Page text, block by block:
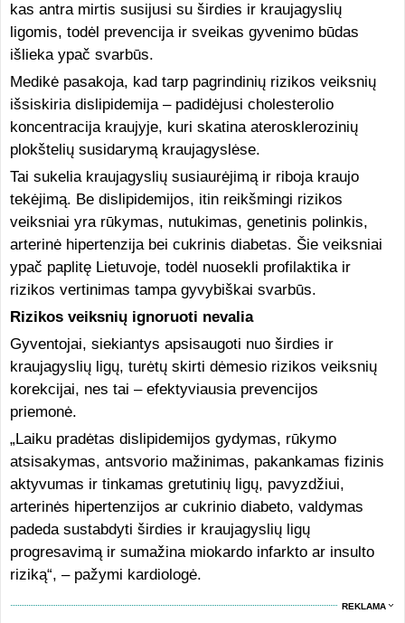
kas antra mirtis susijusi su širdies ir kraujagyslių
ligomis, todėl prevencija ir sveikas gyvenimo būdas
išlieka ypač svarbūs.
Medikė pasakoja, kad tarp pagrindinių rizikos veiksnių
išsiskiria dislipidemija – padidėjusi cholesterolio
koncentracija kraujyje, kuri skatina aterosklerozinių
plokštelių susidarymą kraujagyslėse.
Tai sukelia kraujagyslių susiaurėjimą ir riboja kraujo
tekėjimą. Be dislipidemijos, itin reikšmingi rizikos
veiksniai yra rūkymas, nutukimas, genetinis polinkis,
arterinė hipertenzija bei cukrinis diabetas. Šie veiksniai
ypač paplitę Lietuvoje, todėl nuosekli profilaktika ir
rizikos vertinimas tampa gyvybiškai svarbūs.
Rizikos veiksnių ignoruoti nevalia
Gyventojai, siekiantys apsisaugoti nuo širdies ir
kraujagyslių ligų, turėtų skirti dėmesio rizikos veiksnių
korekcijai, nes tai – efektyviausia prevencijos
priemonė.
„Laiku pradėtas dislipidemijos gydymas, rūkymo
atsisakymas, antsvorio mažinimas, pakankamas fizinis
aktyvumas ir tinkamas gretutinių ligų, pavyzdžiui,
arterinės hipertenzijos ar cukrinio diabeto, valdymas
padeda sustabdyti širdies ir kraujagyslių ligų
progresavimą ir sumažina miokardo infarkto ar insulto
riziką“, – pažymi kardiologė.
REKLAMA